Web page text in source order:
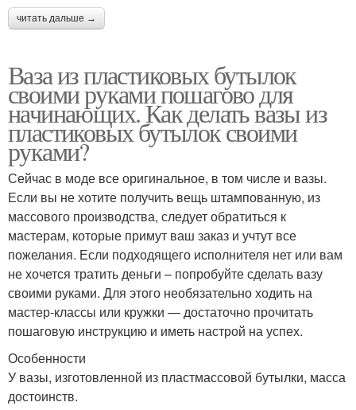
читать дальше →
Ваза из пластиковых бутылок
своими руками пошагово для
начинающих. Как делать вазы из
пластиковых бутылок своими
руками?
Сейчас в моде все оригинальное, в том числе и вазы.
Если вы не хотите получить вещь штампованную, из
массового производства, следует обратиться к
мастерам, которые примут ваш заказ и учтут все
пожелания. Если подходящего исполнителя нет или вам
не хочется тратить деньги – попробуйте сделать вазу
своими руками. Для этого необязательно ходить на
мастер-классы или кружки — достаточно прочитать
пошаговую инструкцию и иметь настрой на успех.
Особенности
У вазы, изготовленной из пластмассовой бутылки, масса
достоинств.